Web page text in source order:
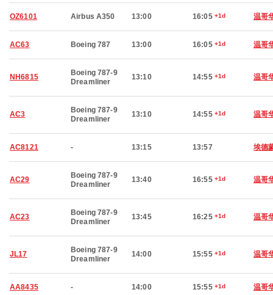
OZ6101 Airbus A350 13:00 16:05 +1d 温哥
AC63 Boeing 787 13:00 16:05 +1d 温哥
NH6815
Boeing 787-9
Dreamliner
13:10 14:55 +1d 温哥
AC3
Boeing 787-9
Dreamliner
13:10 14:55 +1d 温哥
AC8121 - 13:15 13:57 埃德
AC29
Boeing 787-9
Dreamliner
13:40 16:55 +1d 温哥
AC23
Boeing 787-9
Dreamliner
13:45 16:25 +1d 温哥
JL17
Boeing 787-9
Dreamliner
14:00 15:55 +1d 温哥
AA8435 - 14:00 15:55 +1d 温哥